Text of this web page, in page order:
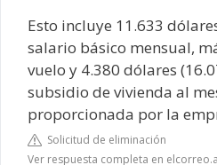
Esto incluye 11.633
salario básico mensual,
vuelo y 4.380 dólares
subsidio de vivienda al
proporcionada por la
Solicitud de eliminación
Ver respuesta completa en